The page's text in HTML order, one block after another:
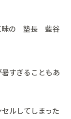
昧の 塾長 藍谷
すぎることもあ
ルしてしまった